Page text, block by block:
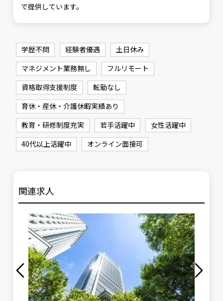
で提供しています。
学歴不問 経験者優遇
土日休み
マネジメント業務無し
フルリモート
資格取得支援制度
転勤なし
育休・産休・介護休暇実績あり
教育・研修制度充実
若手活躍中
女性活躍中
40代以上活躍中
オンライン面接可
関連求人